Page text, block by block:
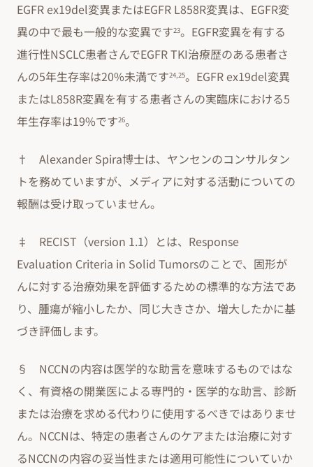
EGFR ex19del変異またはEGFR L858R変異は、EGFR変
異の中で最も一般的な変異です23。EGFR変異を有する
進行性NSCLC患者さんでEGFR TKI治療歴のある患者さ
んの5年生存率は20%未満です24,25。EGFR ex19del変異
またはL858R変異を有する患者さんの実臨床における5
年生存率は19%です26。
† Alexander Spira博士は、ヤンセンのコンサルタン
トを務めていますが、メディアに対する活動についての
報酬は受け取っていません。
‡ RECIST（version 1.1）とは、Response
Evaluation Criteria in Solid Tumorsのことで、固形が
んに対する治療効果を評価するための標準的な方法であ
り、腫瘍が縮小したか、同じ大きさか、増大したかに基
づき評価します。
§ NCCNの内容は医学的な助言を意味するものではな
く、有資格の開業医による専門的・医学的な助言、診断
または治療を求める代わりに使用するべきではありませ
ん。NCCNは、特定の患者さんのケアまたは治療に対す
るNCCNの内容の妥当性または適用可能性についていか